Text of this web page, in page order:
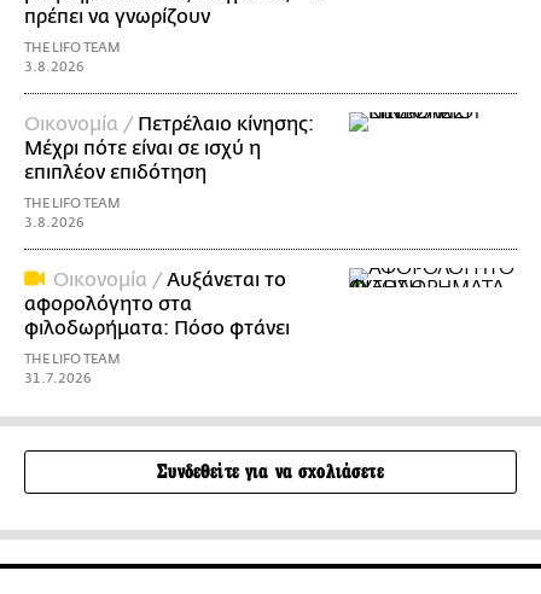
πρέπει να γνωρίζουν
THE LIFO TEAM
3.8.2026
Οικονομία / Πετρέλαιο κίνησης:
Μέχρι πότε είναι σε ισχύ η
επιπλέον επιδότηση
THE LIFO TEAM
3.8.2026
Οικονομία /Αυξάνεται το
αφορολόγητο στα
φιλοδωρήματα: Πόσο φτάνει
THE LIFO TEAM
31.7.2026
Συνδεθείτε για να σχολιάσετε